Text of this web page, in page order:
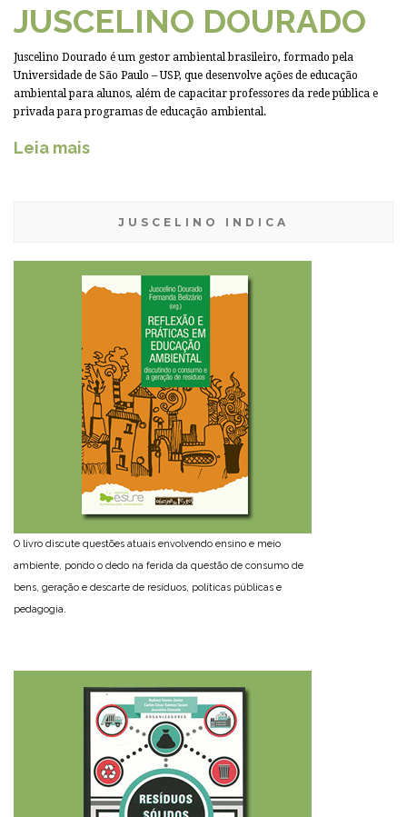
JUSCELINO DOURADO
Juscelino Dourado é um gestor ambiental brasileiro, formado pela
Universidade de São Paulo – USP, que desenvolve ações de educação
ambiental para alunos, além de capacitar professores da rede pública e
privada para programas de educação ambiental.
Leia mais
JUSCELINO INDICA
O livro discute questões atuais envolvendo ensino e meio
ambiente, pondo o dedo na ferida da questão de consumo de
bens, geração e descarte de resíduos, políticas públicas e
pedagogia.